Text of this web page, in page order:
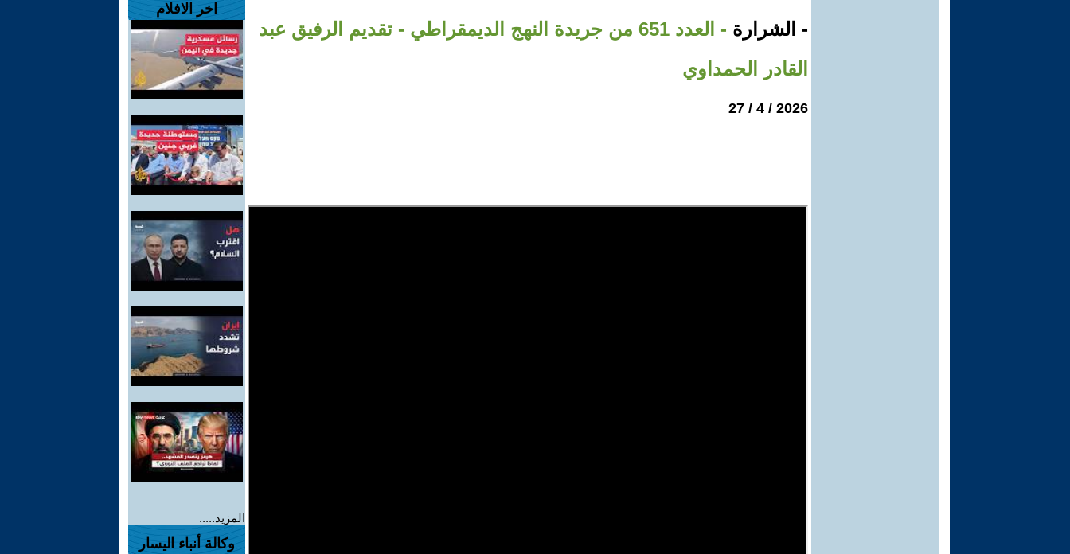
- الشرارة
- العدد 651 من جريدة النهج الديمقراطي - تقديم الرفيق عبد
القادر الحمداوي
2026 / 4 / 27
اخر الافلام
المزيد.....
وكالة أنباء اليسار